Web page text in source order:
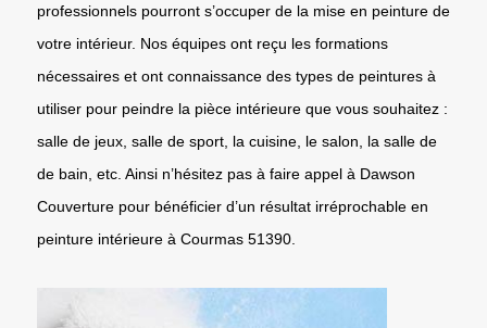
professionnels pourront s’occuper de la mise en peinture de
votre intérieur. Nos équipes ont reçu les formations
nécessaires et ont connaissance des types de peintures à
utiliser pour peindre la pièce intérieure que vous souhaitez :
salle de jeux, salle de sport, la cuisine, le salon, la salle de
de bain, etc. Ainsi n’hésitez pas à faire appel à Dawson
Couverture pour bénéficier d’un résultat irréprochable en
peinture intérieure à Courmas 51390.